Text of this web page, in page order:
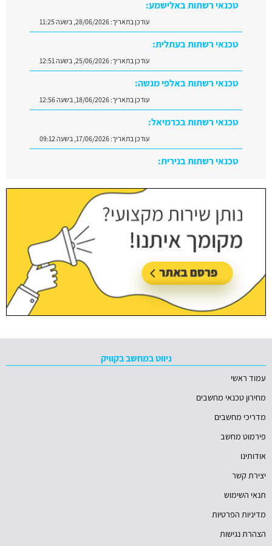
טכנאי רשתות בעתלית:
טכנאי רשתות באלפי מנשה:
טכנאי רשתות בכרמיאל:
טכנאי רשתות בנירית:
ניווט במחשב בקוויק
עמוד ראשי
מחירון טכנאי מחשבים
מדריכי מחשבים
פירמוט מחשב
אודותינו
יצירת קשר
תנאי השימוש
מדיניות הפרטיות
הצהרת נגישות